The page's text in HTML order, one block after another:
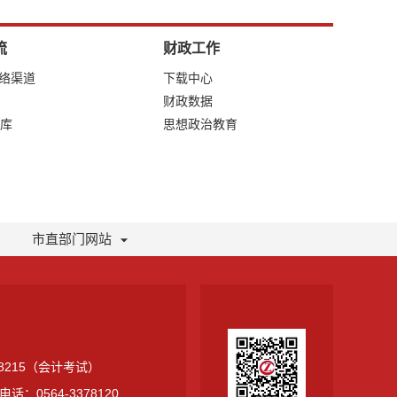
渠道
财政工作
下载中心
财政数据
思想政治教育
市直部门网站
（会计考试）
话：0564-3378120